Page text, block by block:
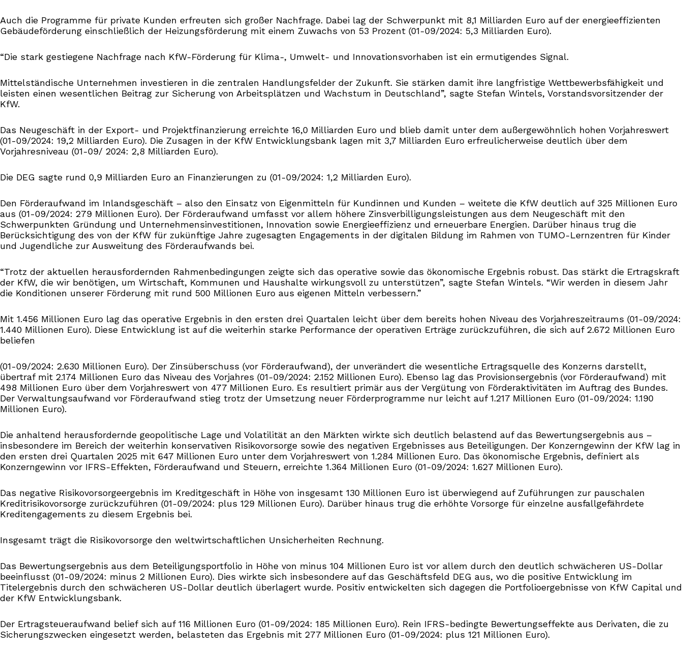
Auch die Programme für private Kunden erfreuten sich großer Nachfrage. Dabei lag der Schwerpunkt mit 8,1 Milliarden Euro auf der energieeffizienten
Gebäudeförderung einschließlich der Heizungsförderung mit einem Zuwachs von 53 Prozent (01-09/2024: 5,3 Milliarden Euro).
“Die stark gestiegene Nachfrage nach KfW-Förderung für Klima-, Umwelt- und Innovationsvorhaben ist ein ermutigendes Signal.
Mittelständische Unternehmen investieren in die zentralen Handlungsfelder der Zukunft. Sie stärken damit ihre langfristige Wettbewerbsfähigkeit und
leisten einen wesentlichen Beitrag zur Sicherung von Arbeitsplätzen und Wachstum in Deutschland”, sagte Stefan Wintels, Vorstandsvorsitzender der
KfW.
Das Neugeschäft in der Export- und Projektfinanzierung erreichte 16,0 Milliarden Euro und blieb damit unter dem außergewöhnlich hohen Vorjahreswert
(01-09/2024: 19,2 Milliarden Euro). Die Zusagen in der KfW Entwicklungsbank lagen mit 3,7 Milliarden Euro erfreulicherweise deutlich über dem
Vorjahresniveau (01-09/ 2024: 2,8 Milliarden Euro).
Die DEG sagte rund 0,9 Milliarden Euro an Finanzierungen zu (01-09/2024: 1,2 Milliarden Euro).
Den Förderaufwand im Inlandsgeschäft – also den Einsatz von Eigenmitteln für Kundinnen und Kunden – weitete die KfW deutlich auf 325 Millionen Euro
aus (01-09/2024: 279 Millionen Euro). Der Förderaufwand umfasst vor allem höhere Zinsverbilligungsleistungen aus dem Neugeschäft mit den
Schwerpunkten Gründung und Unternehmensinvestitionen, Innovation sowie Energieeffizienz und erneuerbare Energien. Darüber hinaus trug die
Berücksichtigung des von der KfW für zukünftige Jahre zugesagten Engagements in der digitalen Bildung im Rahmen von TUMO-Lernzentren für Kinder
und Jugendliche zur Ausweitung des Förderaufwands bei.
“Trotz der aktuellen herausfordernden Rahmenbedingungen zeigte sich das operative sowie das ökonomische Ergebnis robust. Das stärkt die Ertragskraft
der KfW, die wir benötigen, um Wirtschaft, Kommunen und Haushalte wirkungsvoll zu unterstützen”, sagte Stefan Wintels. “Wir werden in diesem Jahr
die Konditionen unserer Förderung mit rund 500 Millionen Euro aus eigenen Mitteln verbessern.”
Mit 1.456 Millionen Euro lag das operative Ergebnis in den ersten drei Quartalen leicht über dem bereits hohen Niveau des Vorjahreszeitraums (01-09/2024:
1.440 Millionen Euro). Diese Entwicklung ist auf die weiterhin starke Performance der operativen Erträge zurückzuführen, die sich auf 2.672 Millionen Euro
beliefen
(01-09/2024: 2.630 Millionen Euro). Der Zinsüberschuss (vor Förderaufwand), der unverändert die wesentliche Ertragsquelle des Konzerns darstellt,
übertraf mit 2.174 Millionen Euro das Niveau des Vorjahres (01-09/2024: 2.152 Millionen Euro). Ebenso lag das Provisionsergebnis (vor Förderaufwand) mit
498 Millionen Euro über dem Vorjahreswert von 477 Millionen Euro. Es resultiert primär aus der Vergütung von Förderaktivitäten im Auftrag des Bundes.
Der Verwaltungsaufwand vor Förderaufwand stieg trotz der Umsetzung neuer Förderprogramme nur leicht auf 1.217 Millionen Euro (01-09/2024: 1.190
Millionen Euro).
Die anhaltend herausfordernde geopolitische Lage und Volatilität an den Märkten wirkte sich deutlich belastend auf das Bewertungsergebnis aus –
insbesondere im Bereich der weiterhin konservativen Risikovorsorge sowie des negativen Ergebnisses aus Beteiligungen. Der Konzerngewinn der KfW lag in
den ersten drei Quartalen 2025 mit 647 Millionen Euro unter dem Vorjahreswert von 1.284 Millionen Euro. Das ökonomische Ergebnis, definiert als
Konzerngewinn vor IFRS-Effekten, Förderaufwand und Steuern, erreichte 1.364 Millionen Euro (01-09/2024: 1.627 Millionen Euro).
Das negative Risikovorsorgeergebnis im Kreditgeschäft in Höhe von insgesamt 130 Millionen Euro ist überwiegend auf Zuführungen zur pauschalen
Kreditrisikovorsorge zurückzuführen (01-09/2024: plus 129 Millionen Euro). Darüber hinaus trug die erhöhte Vorsorge für einzelne ausfallgefährdete
Kreditengagements zu diesem Ergebnis bei.
Insgesamt trägt die Risikovorsorge den weltwirtschaftlichen Unsicherheiten Rechnung.
Das Bewertungsergebnis aus dem Beteiligungsportfolio in Höhe von minus 104 Millionen Euro ist vor allem durch den deutlich schwächeren US-Dollar
beeinflusst (01-09/2024: minus 2 Millionen Euro). Dies wirkte sich insbesondere auf das Geschäftsfeld DEG aus, wo die positive Entwicklung im
Titelergebnis durch den schwächeren US-Dollar deutlich überlagert wurde. Positiv entwickelten sich dagegen die Portfolioergebnisse von KfW Capital und
der KfW Entwicklungsbank.
Der Ertragsteueraufwand belief sich auf 116 Millionen Euro (01-09/2024: 185 Millionen Euro). Rein IFRS-bedingte Bewertungseffekte aus Derivaten, die zu
Sicherungszwecken eingesetzt werden, belasteten das Ergebnis mit 277 Millionen Euro (01-09/2024: plus 121 Millionen Euro).